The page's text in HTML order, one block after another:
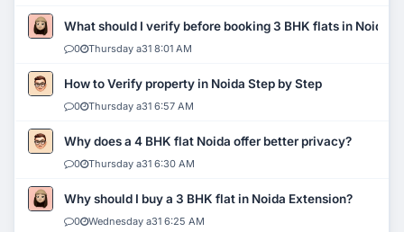
What should I verify before booking 3 BHK flats in Noida?
0 Thursday a31 8:01 AM
How to Verify property in Noida Step by Step
0 Thursday a31 6:57 AM
Why does a 4 BHK flat Noida offer better privacy?
0 Thursday a31 6:30 AM
Why should I buy a 3 BHK flat in Noida Extension?
0 Wednesday a31 6:25 AM